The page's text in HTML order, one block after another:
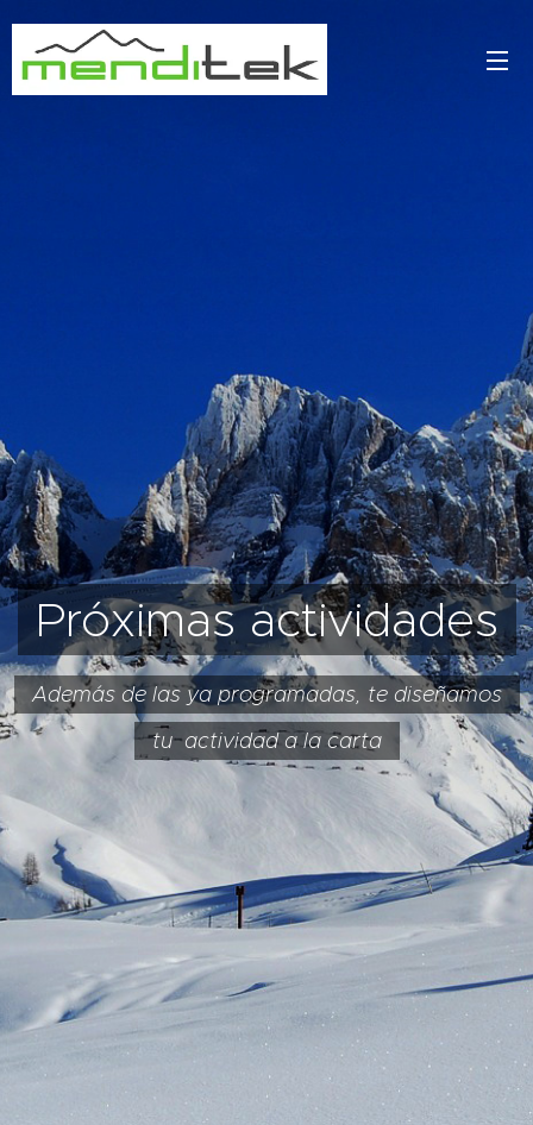
Próximas actividades
Además de las ya programadas, te diseñamos
tu actividad a la carta